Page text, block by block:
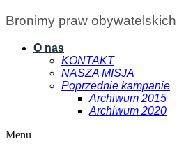
Bronimy praw obywatelskich
O nas
KONTAKT
NASZA MISJA
Poprzednie kampanie
Archiwum 2015
Archiwum 2020
Menu